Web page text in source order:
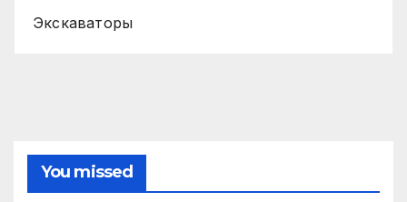
Экскаваторы
You missed